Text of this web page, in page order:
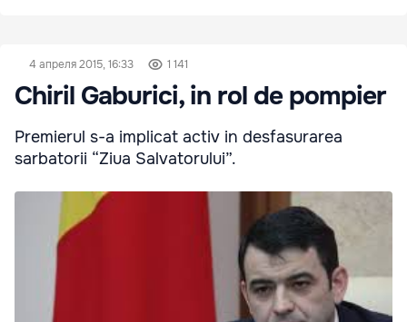
4 апреля 2015, 16:33 1 141
Chiril Gaburici, in rol de pompier
Premierul s-a implicat activ in desfasurarea
sarbatorii “Ziua Salvatorului”.